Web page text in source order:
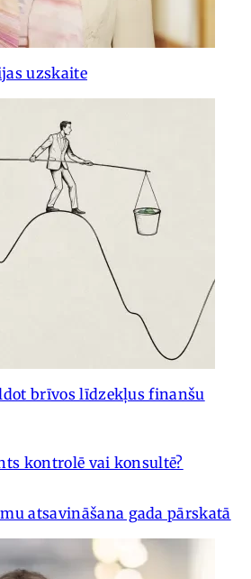
uzskaite
brīvos līdzekļus finanšu
kontrolē vai konsultē?
atsavināšana gada pārskatā